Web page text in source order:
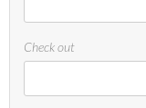
Check out